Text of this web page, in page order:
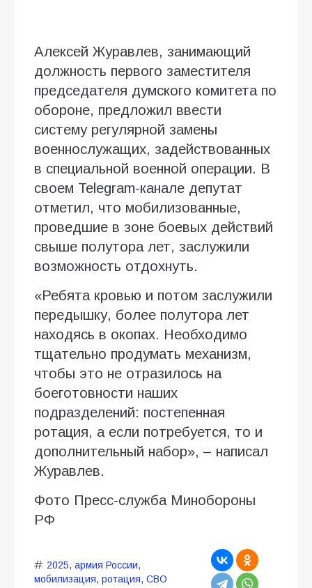
Алексей Журавлев, занимающий
должность первого заместителя
председателя думского комитета по
обороне, предложил ввести
систему регулярной замены
военнослужащих, задействованных
в специальной военной операции. В
своем Telegram-канале депутат
отметил, что мобилизованные,
проведшие в зоне боевых действий
свыше полутора лет, заслужили
возможность отдохнуть.
«Ребята кровью и потом заслужили
передышку, более полутора лет
находясь в окопах. Необходимо
тщательно продумать механизм,
чтобы это не отразилось на
боеготовности наших
подразделений: постепенная
ротация, а если потребуется, то и
дополнительный набор», – написал
Журавлев.
Фото Пресс-служба Минобороны
РФ
2025, армия России,
мобилизация, ротация, СВО